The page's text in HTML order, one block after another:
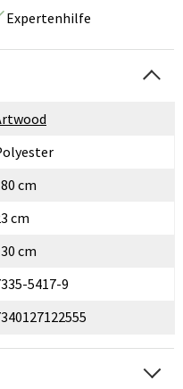
Expertenhilfe
cm
cm
cm
5417-9